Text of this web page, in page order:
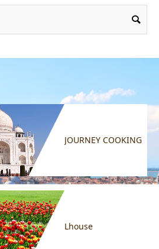
JOURNEY COOKING
Lhouse